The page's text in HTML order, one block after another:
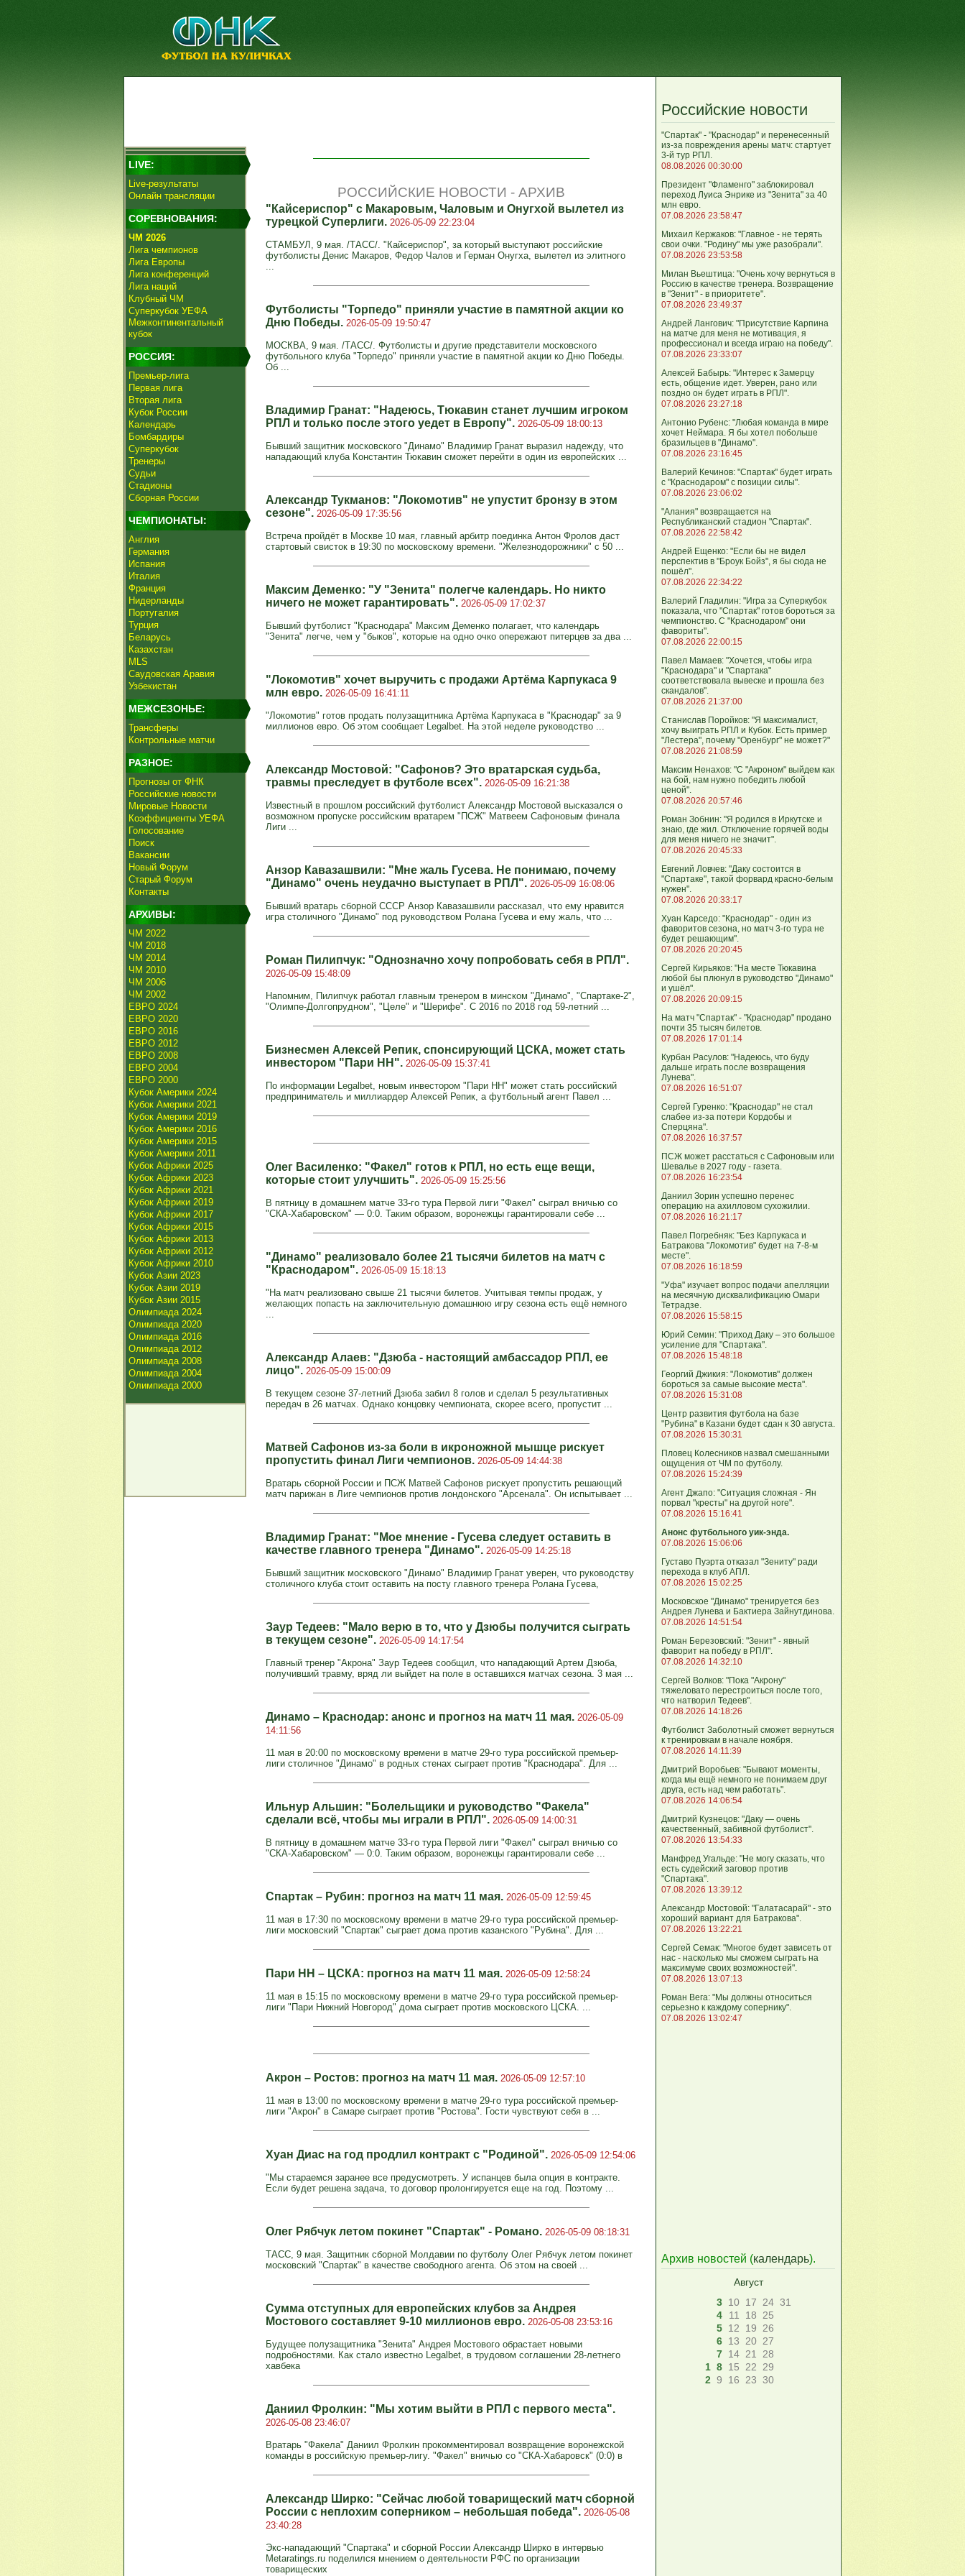
LIVE:
Live-результаты
Онлайн трансляции
СОРЕВНОВАНИЯ:
ЧМ 2026
Лига чемпионов
Лига Европы
Лига конференций
Лига наций
Клубный ЧМ
Суперкубок УЕФА
Межконтинентальный
кубок
РОССИЯ:
Премьер-лига
Первая лига
Вторая лига
Кубок России
Календарь
Бомбардиры
Суперкубок
Тренеры
Судьи
Стадионы
Сборная России
ЧЕМПИОНАТЫ:
Англия
Германия
Испания
Италия
Франция
Нидерланды
Португалия
Турция
Беларусь
Казахстан
MLS
Саудовская Аравия
Узбекистан
МЕЖСЕЗОНЬЕ:
Трансферы
Контрольные матчи
РАЗНОЕ:
Прогнозы от ФНК
Российские новости
Мировые Новости
Коэффициенты УЕФА
Голосование
Поиск
Вакансии
Новый Форум
Старый Форум
Контакты
АРХИВЫ:
ЧМ 2022
ЧМ 2018
ЧМ 2014
ЧМ 2010
ЧМ 2006
ЧМ 2002
ЕВРО 2024
ЕВРО 2020
ЕВРО 2016
ЕВРО 2012
ЕВРО 2008
ЕВРО 2004
ЕВРО 2000
Кубок Америки 2024
Кубок Америки 2021
Кубок Америки 2019
Кубок Америки 2016
Кубок Америки 2015
Кубок Америки 2011
Кубок Африки 2025
Кубок Африки 2023
Кубок Африки 2021
Кубок Африки 2019
Кубок Африки 2017
Кубок Африки 2015
Кубок Африки 2013
Кубок Африки 2012
Кубок Африки 2010
Кубок Азии 2023
Кубок Азии 2019
Кубок Азии 2015
Олимпиада 2024
Олимпиада 2020
Олимпиада 2016
Олимпиада 2012
Олимпиада 2008
Олимпиада 2004
Олимпиада 2000
РОССИЙСКИЕ НОВОСТИ - АРХИВ
"Кайсериспор" с Макаровым, Чаловым и Онугхой вылетел из
турецкой Суперлиги. 2026-05-09 22:23:04
СТАМБУЛ, 9 мая. /ТАСС/. "Кайсериспор", за который выступают российские
футболисты Денис Макаров, Федор Чалов и Герман Онугха, вылетел из элитного
...
Футболисты "Торпедо" приняли участие в памятной акции ко
Дню Победы. 2026-05-09 19:50:47
МОСКВА, 9 мая. /ТАСС/. Футболисты и другие представители московского
футбольного клуба "Торпедо" приняли участие в памятной акции ко Дню Победы.
Об ...
Владимир Гранат: "Надеюсь, Тюкавин станет лучшим игроком
РПЛ и только после этого уедет в Европу". 2026-05-09 18:00:13
Бывший защитник московского "Динамо" Владимир Гранат выразил надежду, что
нападающий клуба Константин Тюкавин сможет перейти в один из европейских ...
Александр Тукманов: "Локомотив" не упустит бронзу в этом
сезоне". 2026-05-09 17:35:56
Встреча пройдёт в Москве 10 мая, главный арбитр поединка Антон Фролов даст
стартовый свисток в 19:30 по московскому времени. "Железнодорожники" с 50 ...
Максим Деменко: "У "Зенита" полегче календарь. Но никто
ничего не может гарантировать". 2026-05-09 17:02:37
Бывший футболист "Краснодара" Максим Деменко полагает, что календарь
"Зенита" легче, чем у "быков", которые на одно очко опережают питерцев за два ...
"Локомотив" хочет выручить с продажи Артёма Карпукаса 9
млн евро. 2026-05-09 16:41:11
"Локомотив" готов продать полузащитника Артёма Карпукаса в "Краснодар" за 9
миллионов евро. Об этом сообщает Legalbet. На этой неделе руководство ...
Александр Мостовой: "Сафонов? Это вратарская судьба,
травмы преследует в футболе всех". 2026-05-09 16:21:38
Известный в прошлом российский футболист Александр Мостовой высказался о
возможном пропуске российским вратарем "ПСЖ" Матвеем Сафоновым финала
Лиги ...
Анзор Кавазашвили: "Мне жаль Гусева. Не понимаю, почему
"Динамо" очень неудачно выступает в РПЛ". 2026-05-09 16:08:06
Бывший вратарь сборной СССР Анзор Кавазашвили рассказал, что ему нравится
игра столичного "Динамо" под руководством Ролана Гусева и ему жаль, что ...
Роман Пилипчук: "Однозначно хочу попробовать себя в РПЛ".
2026-05-09 15:48:09
Напомним, Пилипчук работал главным тренером в минском "Динамо", "Спартаке-2",
"Олимпе-Долгопрудном", "Целе" и "Шерифе". С 2016 по 2018 год 59-летний ...
Бизнесмен Алексей Репик, спонсирующий ЦСКА, может стать
инвестором "Пари НН". 2026-05-09 15:37:41
По информации Legalbet, новым инвестором "Пари НН" может стать российский
предприниматель и миллиардер Алексей Репик, а футбольный агент Павел ...
Олег Василенко: "Факел" готов к РПЛ, но есть еще вещи,
которые стоит улучшить". 2026-05-09 15:25:56
В пятницу в домашнем матче 33-го тура Первой лиги "Факел" сыграл вничью со
"СКА-Хабаровском" — 0:0. Таким образом, воронежцы гарантировали себе ...
"Динамо" реализовало более 21 тысячи билетов на матч с
"Краснодаром". 2026-05-09 15:18:13
"На матч реализовано свыше 21 тысячи билетов. Учитывая темпы продаж, у
желающих попасть на заключительную домашнюю игру сезона есть ещё немного
...
Александр Алаев: "Дзюба - настоящий амбассадор РПЛ, ее
лицо". 2026-05-09 15:00:09
В текущем сезоне 37-летний Дзюба забил 8 голов и сделал 5 результативных
передач в 26 матчах. Однако концовку чемпионата, скорее всего, пропустит ...
Матвей Сафонов из-за боли в икроножной мышце рискует
пропустить финал Лиги чемпионов. 2026-05-09 14:44:38
Вратарь сборной России и ПСЖ Матвей Сафонов рискует пропустить решающий
матч парижан в Лиге чемпионов против лондонского "Арсенала". Он испытывает ...
Владимир Гранат: "Мое мнение - Гусева следует оставить в
качестве главного тренера "Динамо". 2026-05-09 14:25:18
Бывший защитник московского "Динамо" Владимир Гранат уверен, что руководству
столичного клуба стоит оставить на посту главного тренера Ролана Гусева,
Заур Тедеев: "Мало верю в то, что у Дзюбы получится сыграть
в текущем сезоне". 2026-05-09 14:17:54
Главный тренер "Акрона" Заур Тедеев сообщил, что нападающий Артем Дзюба,
получивший травму, вряд ли выйдет на поле в оставшихся матчах сезона. 3 мая ...
Динамо – Краснодар: анонс и прогноз на матч 11 мая. 2026-05-09
14:11:56
11 мая в 20:00 по московскому времени в матче 29-го тура российской премьер-
лиги столичное "Динамо" в родных стенах сыграет против "Краснодара". Для ...
Ильнур Альшин: "Болельщики и руководство "Факела"
сделали всё, чтобы мы играли в РПЛ". 2026-05-09 14:00:31
В пятницу в домашнем матче 33-го тура Первой лиги "Факел" сыграл вничью со
"СКА-Хабаровском" — 0:0. Таким образом, воронежцы гарантировали себе ...
Спартак – Рубин: прогноз на матч 11 мая. 2026-05-09 12:59:45
11 мая в 17:30 по московскому времени в матче 29-го тура российской премьер-
лиги московский "Спартак" сыграет дома против казанского "Рубина". Для ...
Пари НН – ЦСКА: прогноз на матч 11 мая. 2026-05-09 12:58:24
11 мая в 15:15 по московскому времени в матче 29-го тура российской премьер-
лиги "Пари Нижний Новгород" дома сыграет против московского ЦСКА. ...
Акрон – Ростов: прогноз на матч 11 мая. 2026-05-09 12:57:10
11 мая в 13:00 по московскому времени в матче 29-го тура российской премьер-
лиги "Акрон" в Самаре сыграет против "Ростова". Гости чувствуют себя в ...
Хуан Диас на год продлил контракт с "Родиной". 2026-05-09 12:54:06
"Мы стараемся заранее все предусмотреть. У испанцев была опция в контракте.
Если будет решена задача, то договор пролонгируется еще на год. Поэтому ...
Олег Рябчук летом покинет "Спартак" - Романо. 2026-05-09 08:18:31
ТАСС, 9 мая. Защитник сборной Молдавии по футболу Олег Рябчук летом покинет
московский "Спартак" в качестве свободного агента. Об этом на своей ...
Сумма отступных для европейских клубов за Андрея
Мостового составляет 9-10 миллионов евро. 2026-05-08 23:53:16
Будущее полузащитника "Зенита" Андрея Мостового обрастает новыми
подробностями. Как стало известно Legalbet, в трудовом соглашении 28-летнего
хавбека
Даниил Фролкин: "Мы хотим выйти в РПЛ с первого места".
2026-05-08 23:46:07
Вратарь "Факела" Даниил Фролкин прокомментировал возвращение воронежской
команды в российскую премьер-лигу. "Факел" вничью со "СКА-Хабаровск" (0:0) в
Александр Ширко: "Сейчас любой товарищеский матч сборной
России с неплохим соперником – небольшая победа". 2026-05-08
23:40:28
Экс-нападающий "Спартака" и сборной России Александр Ширко в интервью
Metaratings.ru поделился мнением о деятельности РФС по организации
товарищеских
Российские новости
"Спартак" - "Краснодар" и перенесенный
из-за повреждения арены матч: стартует
3-й тур РПЛ.
08.08.2026 00:30:00
Президент "Фламенго" заблокировал
переход Луиса Энрике из "Зенита" за 40
млн евро.
07.08.2026 23:58:47
Михаил Кержаков: "Главное - не терять
свои очки. "Родину" мы уже разобрали".
07.08.2026 23:53:58
Милан Вьештица: "Очень хочу вернуться в
Россию в качестве тренера. Возвращение
в "Зенит" - в приоритете".
07.08.2026 23:49:37
Андрей Лангович: "Присутствие Карпина
на матче для меня не мотивация, я
профессионал и всегда играю на победу".
07.08.2026 23:33:07
Алексей Бабырь: "Интерес к Замерцу
есть, общение идет. Уверен, рано или
поздно он будет играть в РПЛ".
07.08.2026 23:27:18
Антонио Рубенс: "Любая команда в мире
хочет Неймара. Я бы хотел побольше
бразильцев в "Динамо".
07.08.2026 23:16:45
Валерий Кечинов: "Спартак" будет играть
с "Краснодаром" с позиции силы".
07.08.2026 23:06:02
"Алания" возвращается на
Республиканский стадион "Спартак".
07.08.2026 22:58:42
Андрей Ещенко: "Если бы не видел
перспектив в "Броук Бойз", я бы сюда не
пошёл".
07.08.2026 22:34:22
Валерий Гладилин: "Игра за Суперкубок
показала, что "Спартак" готов бороться за
чемпионство. С "Краснодаром" они
фавориты".
07.08.2026 22:00:15
Павел Мамаев: "Хочется, чтобы игра
"Краснодара" и "Спартака"
соответствовала вывеске и прошла без
скандалов".
07.08.2026 21:37:00
Станислав Поройков: "Я максималист,
хочу выиграть РПЛ и Кубок. Есть пример
"Лестера", почему "Оренбург" не может?"
07.08.2026 21:08:59
Максим Ненахов: "С "Акроном" выйдем как
на бой, нам нужно победить любой
ценой".
07.08.2026 20:57:46
Роман Зобнин: "Я родился в Иркутске и
знаю, где жил. Отключение горячей воды
для меня ничего не значит".
07.08.2026 20:45:33
Евгений Ловчев: "Даку состоится в
"Спартаке", такой форвард красно-белым
нужен".
07.08.2026 20:33:17
Хуан Карседо: "Краснодар" - один из
фаворитов сезона, но матч 3-го тура не
будет решающим".
07.08.2026 20:20:45
Сергей Кирьяков: "На месте Тюкавина
любой бы плюнул в руководство "Динамо"
и ушёл".
07.08.2026 20:09:15
На матч "Спартак" - "Краснодар" продано
почти 35 тысяч билетов.
07.08.2026 17:01:14
Курбан Расулов: "Надеюсь, что буду
дальше играть после возвращения
Лунева".
07.08.2026 16:51:07
Сергей Гуренко: "Краснодар" не стал
слабее из-за потери Кордобы и
Сперцяна".
07.08.2026 16:37:57
ПСЖ может расстаться с Сафоновым или
Шевалье в 2027 году - газета.
07.08.2026 16:23:54
Даниил Зорин успешно перенес
операцию на ахилловом сухожилии.
07.08.2026 16:21:17
Павел Погребняк: "Без Карпукаса и
Батракова "Локомотив" будет на 7-8-м
месте".
07.08.2026 16:18:59
"Уфа" изучает вопрос подачи апелляции
на месячную дисквалификацию Омари
Тетрадзе.
07.08.2026 15:58:15
Юрий Семин: "Приход Даку – это большое
усиление для "Спартака".
07.08.2026 15:48:18
Георгий Джикия: "Локомотив" должен
бороться за самые высокие места".
07.08.2026 15:31:08
Центр развития футбола на базе
"Рубина" в Казани будет сдан к 30 августа.
07.08.2026 15:30:31
Пловец Колесников назвал смешанными
ощущения от ЧМ по футболу.
07.08.2026 15:24:39
Агент Джапо: "Ситуация сложная - Ян
порвал "кресты" на другой ноге".
07.08.2026 15:16:41
Анонс футбольного уик-энда.
07.08.2026 15:06:06
Густаво Пуэрта отказал "Зениту" ради
перехода в клуб АПЛ.
07.08.2026 15:02:25
Московское "Динамо" тренируется без
Андрея Лунева и Бактиера Зайнутдинова.
07.08.2026 14:51:54
Роман Березовский: "Зенит" - явный
фаворит на победу в РПЛ".
07.08.2026 14:32:10
Сергей Волков: "Пока "Акрону"
тяжеловато перестроиться после того,
что натворил Тедеев".
07.08.2026 14:18:26
Футболист Заболотный сможет вернуться
к тренировкам в начале ноября.
07.08.2026 14:11:39
Дмитрий Воробьев: "Бывают моменты,
когда мы ещё немного не понимаем друг
друга, есть над чем работать".
07.08.2026 14:06:54
Дмитрий Кузнецов: "Даку — очень
качественный, забивной футболист".
07.08.2026 13:54:33
Манфред Угальде: "Не могу сказать, что
есть судейский заговор против
"Спартака".
07.08.2026 13:39:12
Александр Мостовой: "Галатасарай" - это
хороший вариант для Батракова".
07.08.2026 13:22:21
Сергей Семак: "Многое будет зависеть от
нас - насколько мы сможем сыграть на
максимуме своих возможностей".
07.08.2026 13:07:13
Роман Вега: "Мы должны относиться
серьезно к каждому сопернику".
07.08.2026 13:02:47
Архив новостей (календарь).
Август
3 10 17 24 31
4
11 18 25
5 12 19 26
6 13 20 27
7 14 21 28
1 8 15 22 29
2 9 16 23 30